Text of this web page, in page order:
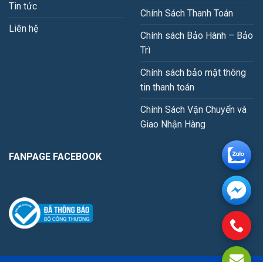
Tin tức
Liên hệ
Chính Sách Thanh Toán
Chính sách Bảo Hành – Bảo
Trì
Chính sách bảo mật thông
tin thanh toán
Chính Sách Vận Chuyển và
Giao Nhận Hàng
FANPAGE FACEBOOK